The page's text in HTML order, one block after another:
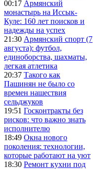
00:17 Армянский
монастырь на Иссык-
Куле: 160 лет поисков и
надежды на успех
21:30 Армянский спорт (7
августа): футбол,
единоборства, шахматы,
легкая атлетика
20:37 Такого как
Пашинян не было со
времен нашествия
сельджуков
19:51 Госконтракты без
рисков: что важно знать
исполнителю
18:49 Окна нового
поколения: технологии,
которые работают на уют
18:30 Ремонт кухни под